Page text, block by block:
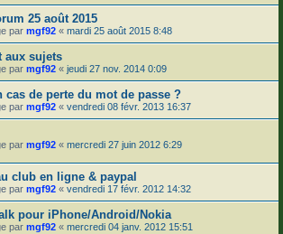
25 août 2015
par mgf92 « mardi 25 août 2015 8:48
aux sujets
par mgf92 « jeudi 27 nov. 2014 0:09
cas de perte du mot de passe ?
par mgf92 « vendredi 08 févr. 2013 16:37
par mgf92 « mercredi 27 juin 2012 6:29
club en ligne & paypal
par mgf92 « vendredi 17 févr. 2012 14:32
pour iPhone/Android/Nokia
par mgf92 « mercredi 04 janv. 2012 15:51